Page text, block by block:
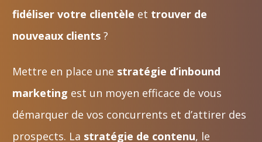
fidéliser votre clientèle et trouver de
nouveaux clients ?
Mettre en place une stratégie d’inbound
marketing est un moyen efficace de vous
démarquer de vos concurrents et d’attirer des
prospects. La stratégie de contenu, le